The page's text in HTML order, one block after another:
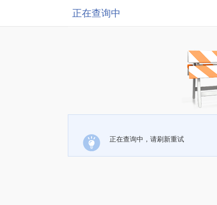
正在查询中
正在查询中，请刷新重试